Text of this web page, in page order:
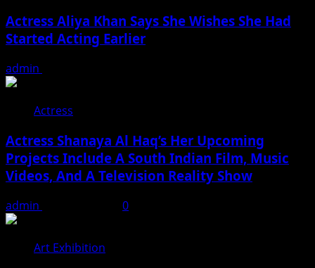
Actress Aliya Khan Says She Wishes She Had
Started Acting Earlier
admin
Actress
Actress Shanaya Al Haq’s Her Upcoming
Projects Include A South Indian Film, Music
Videos, And A Television Reality Show
admin 0
Art Exhibition